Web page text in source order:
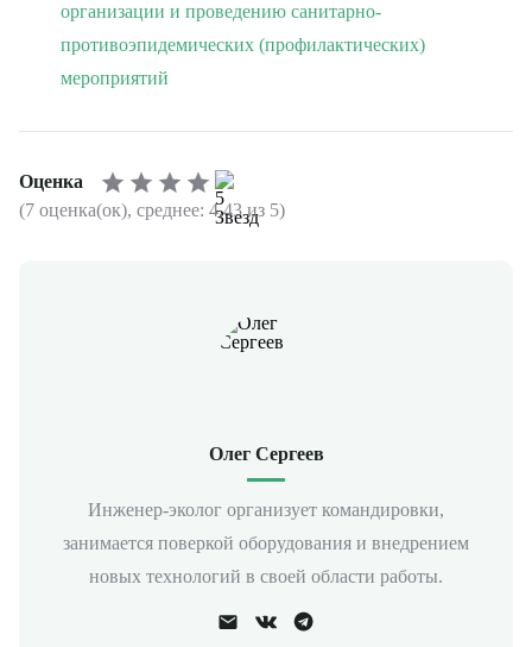
организации и проведению санитарно-
противоэпидемических (профилактических)
мероприятий
Оценка
(7 оценка(ок), среднее: 4,43 из 5)
Олег Сергеев
Инженер-эколог организует командировки,
занимается поверкой оборудования и внедрением
новых технологий в своей области работы.